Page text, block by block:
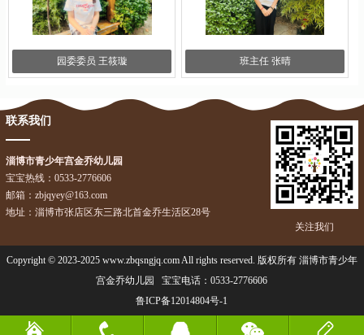
园委委员 王筱璇 班主任 张晴
关注我们
联系我们
淄博市青少年宫金乔幼儿园
宝宝热线：0533-2776606
邮箱：zbjqyey@163.com
地址：淄博市张店区东三路北首金乔生活区28号
Copyright © 2023-2025 www.zbqsngjq.com All rights reserved. 版权所有 淄博市青少年
宫金乔幼儿园 宝宝电话：0533-2776606
鲁ICP备12014804号-1